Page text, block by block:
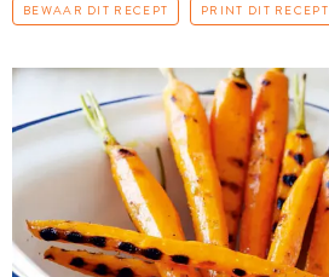
BEWAAR DIT RECEPT PRINT DIT RECEPT